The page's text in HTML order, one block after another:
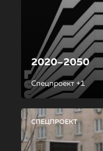
2020–2050
Спецпроект +1
СПЕЦПРОЕКТ